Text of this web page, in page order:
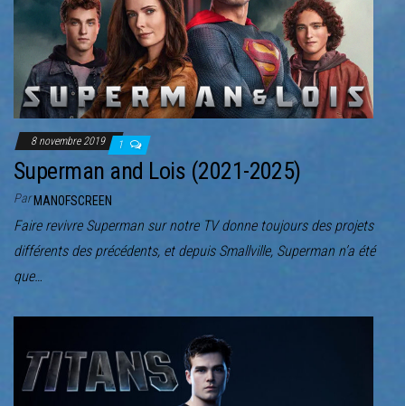
8 novembre 2019 1
Superman and Lois (2021-2025)
ParMANOFSCREEN
Faire revivre Superman sur notre TV donne toujours des projets
différents des précédents, et depuis Smallville, Superman n’a été
que…